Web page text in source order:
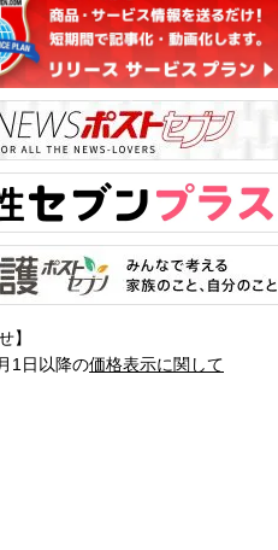
】
1日以降の価格表示に関して